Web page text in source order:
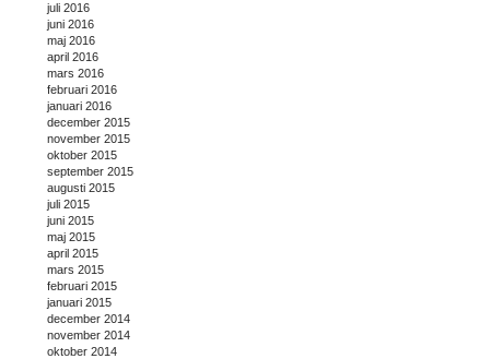
juli 2016
juni 2016
maj 2016
april 2016
mars 2016
februari 2016
januari 2016
december 2015
november 2015
oktober 2015
september 2015
augusti 2015
juli 2015
juni 2015
maj 2015
april 2015
mars 2015
februari 2015
januari 2015
december 2014
november 2014
oktober 2014